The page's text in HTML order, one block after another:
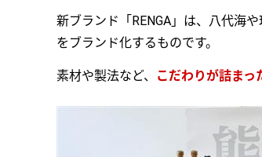
新ブランド「RENGA」は、八代海
をブランド化するものです。
素材や製法など、 こだわりが詰まっ